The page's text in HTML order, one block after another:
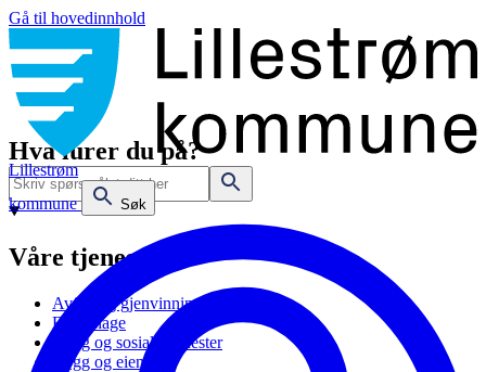
Gå til hovedinnhold
Lillestrøm
kommune
Søk
Hva lurer du på?
Våre tjenester
Avfall og gjenvinning
Barnehage
Bolig og sosiale tjenester
Bygg og eiendom